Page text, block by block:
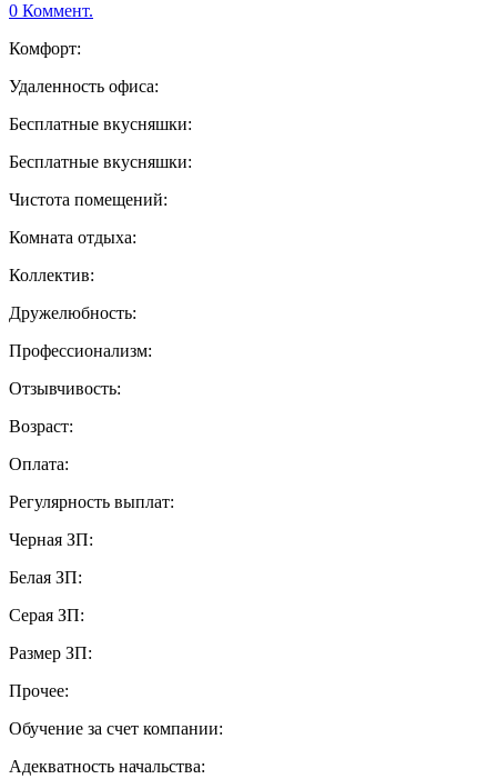
0 Коммент.
Комфорт:
Удаленность офиса:
Бесплатные вкусняшки:
Бесплатные вкусняшки:
Чистота помещений:
Комната отдыха:
Коллектив:
Дружелюбность:
Профессионализм:
Отзывчивость:
Возраст:
Оплата:
Регулярность выплат:
Черная ЗП:
Белая ЗП:
Серая ЗП:
Размер ЗП:
Прочее:
Обучение за счет компании:
Адекватность начальства: